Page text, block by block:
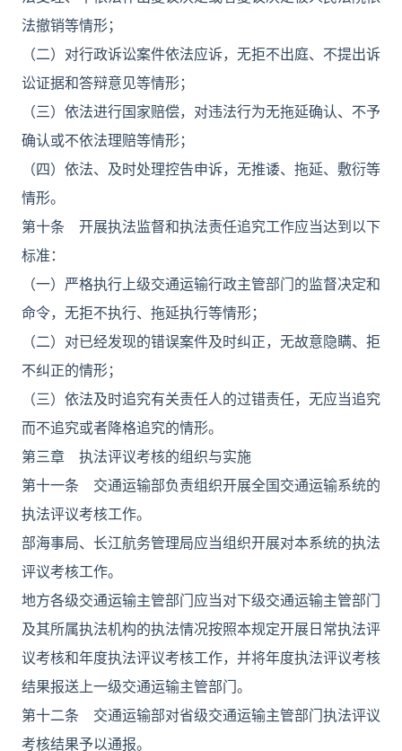
法撤销等情形；
（二）对行政诉讼案件依法应诉，无拒不出庭、不提出诉
讼证据和答辩意见等情形；
（三）依法进行国家赔偿，对违法行为无拖延确认、不予
确认或不依法理赔等情形；
（四）依法、及时处理控告申诉，无推诿、拖延、敷衍等
情形。
第十条 开展执法监督和执法责任追究工作应当达到以下
标准：
（一）严格执行上级交通运输行政主管部门的监督决定和
命令，无拒不执行、拖延执行等情形；
（二）对已经发现的错误案件及时纠正，无故意隐瞒、拒
不纠正的情形；
（三）依法及时追究有关责任人的过错责任，无应当追究
而不追究或者降格追究的情形。
第三章 执法评议考核的组织与实施
第十一条 交通运输部负责组织开展全国交通运输系统的
执法评议考核工作。
部海事局、长江航务管理局应当组织开展对本系统的执法
评议考核工作。
地方各级交通运输主管部门应当对下级交通运输主管部门
及其所属执法机构的执法情况按照本规定开展日常执法评
议考核和年度执法评议考核工作，并将年度执法评议考核
结果报送上一级交通运输主管部门。
第十二条 交通运输部对省级交通运输主管部门执法评议
考核结果予以通报。